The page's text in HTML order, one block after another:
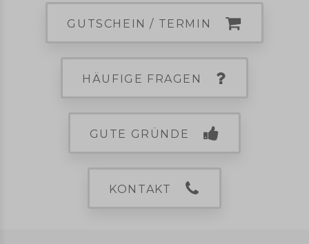
GUTSCHEIN / TERMIN
HÄUFIGE FRAGEN
GUTE GRÜNDE
KONTAKT